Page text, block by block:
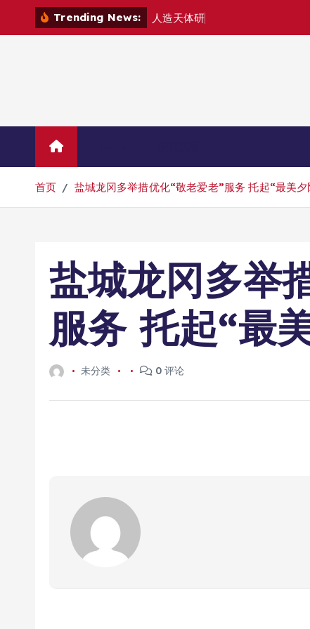
Trending News: 人造天体研
首页 盐城龙冈多举措优化“敬老爱老”服务 托起“最美夕
盐城龙冈多举
服务 托起“最
未分类 0 评论